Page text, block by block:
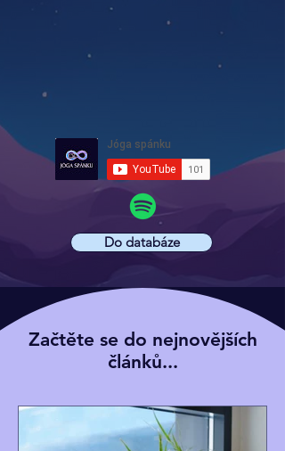
Do databáze
Začtěte se do nejnovějších
článků...